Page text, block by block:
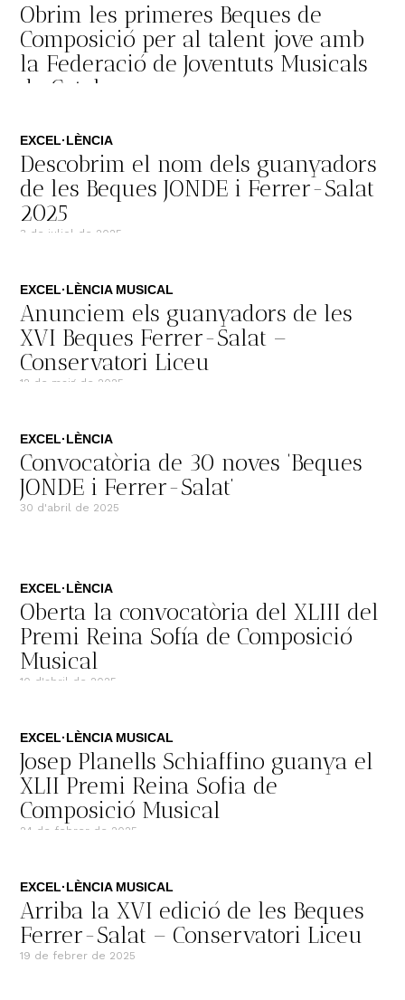
Obrim les primeres Beques de
Composició per al talent jove amb
la Federació de Joventuts Musicals
de Catalunya
EXCEL·LÈNCIA
Descobrim el nom dels guanyadors
de les Beques JONDE i Ferrer-Salat
2025
3 de juliol de 2025
EXCEL·LÈNCIA MUSICAL
Anunciem els guanyadors de les
XVI Beques Ferrer-Salat –
Conservatori Liceu
12 de maig de 2025
EXCEL·LÈNCIA
Convocatòria de 30 noves ‘Beques
JONDE i Ferrer-Salat’
30 d'abril de 2025
EXCEL·LÈNCIA
Oberta la convocatòria del XLIII del
Premi Reina Sofía de Composició
Musical
10 d'abril de 2025
EXCEL·LÈNCIA MUSICAL
Josep Planells Schiaffino guanya el
XLII Premi Reina Sofia de
Composició Musical
24 de febrer de 2025
EXCEL·LÈNCIA MUSICAL
Arriba la XVI edició de les Beques
Ferrer-Salat – Conservatori Liceu
19 de febrer de 2025